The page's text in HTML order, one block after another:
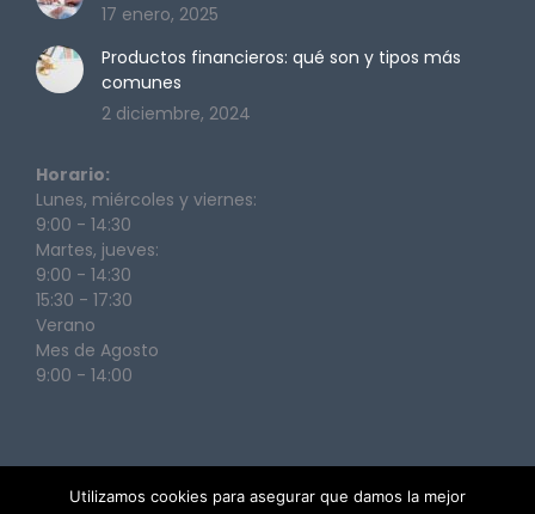
17 enero, 2025
Productos financieros: qué son y tipos más
comunes
2 diciembre, 2024
Horario:
Lunes, miércoles y viernes:
9:00 - 14:30
Martes, jueves:
9:00 - 14:30
15:30 - 17:30
Verano
Mes de Agosto
9:00 - 14:00
Utilizamos cookies para asegurar que damos la mejor